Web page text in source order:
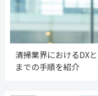
清掃業界におけるDX
までの手順を紹介